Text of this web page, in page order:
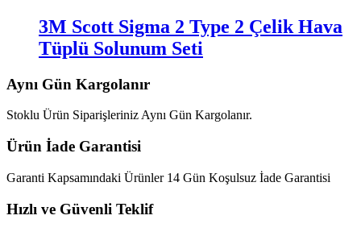
3M Scott Sigma 2 Type 2 Çelik Hava
Tüplü Solunum Seti
Aynı Gün Kargolanır
Stoklu Ürün Siparişleriniz Aynı Gün Kargolanır.
Ürün İade Garantisi
Garanti Kapsamındaki Ürünler 14 Gün Koşulsuz İade Garantisi
Hızlı ve Güvenli Teklif